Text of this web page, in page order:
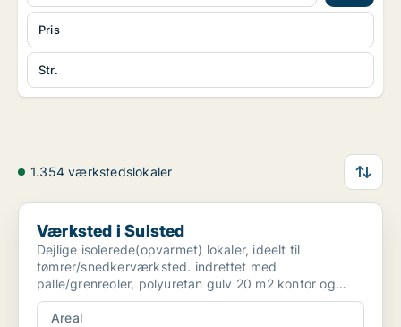
Str.
Pris
1.354 værkstedslokaler
Værksted i Sulsted
Værksted i Sulsted
Dejlige isolerede(opvarmet) lokaler, ideelt til
tømrer/snedkerværksted. indrettet med
palle/grenreoler, polyuretan gulv 20 m2 kontor og
toilet. gode tilkørse...
Areal